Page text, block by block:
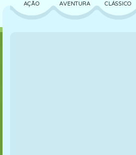
AÇÃO AVENTURA CLÁSSICO